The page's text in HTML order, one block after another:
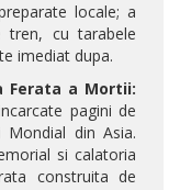
locale; a
tren, cu tarabele
imediat dupa.
Ferata a Mortii:
pagini de
din Asia.
si calatoria
construita de